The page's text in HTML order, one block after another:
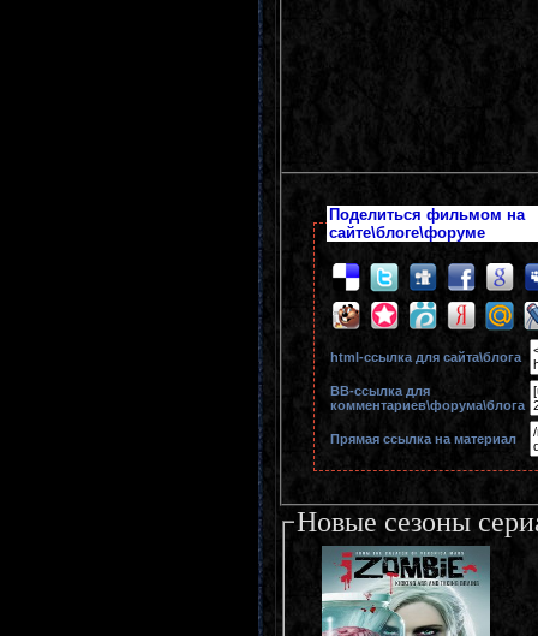
Поделиться фильмом на
сайте\блоге\форуме
html-cсылка для сайта\блога
BB-cсылка для
комментариев\форума\блога
Прямая ссылка на материал
Новые сезоны